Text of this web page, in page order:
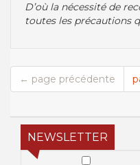
D’où la nécessité de
toutes les précautions
← page précédente
NEWSLETTER